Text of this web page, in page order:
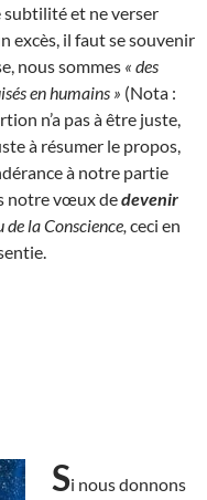
subtilité et ne verser
excès, il faut se souvenir
nous sommes « des
en humains » (Nota :
n’a pas à être juste,
à résumer le propos,
à notre partie
notre vœux dedevenir
de la Conscience, ceci en
Si nous donnons